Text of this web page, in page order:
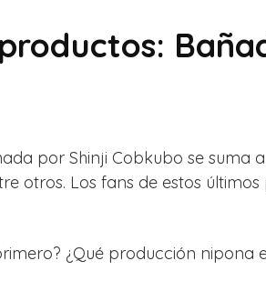
por Shinji Cobkubo se suma
otros. Los fans de estos
¿Qué producción nipona